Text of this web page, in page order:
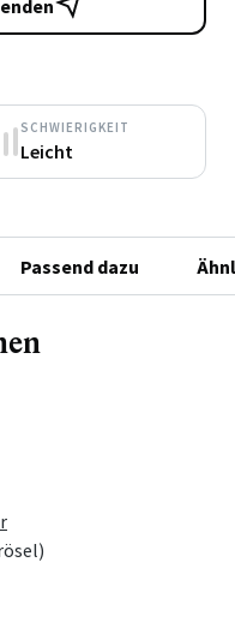
SCHWIERIGKEIT
Leicht
Passend dazu